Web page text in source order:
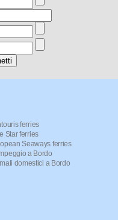
ferries
Star ferries
Seaways ferries
a Bordo
domestici a Bordo